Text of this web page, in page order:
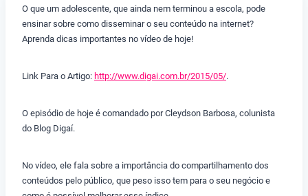
O que um adolescente, que ainda nem terminou a escola, pode
ensinar sobre como disseminar o seu conteúdo na internet?
Aprenda dicas importantes no vídeo de hoje!
Link Para o Artigo: http://www.digai.com.br/2015/05/.
O episódio de hoje é comandado por Cleydson Barbosa, colunista
do Blog Digaí.
No vídeo, ele fala sobre a importância do compartilhamento dos
conteúdos pelo público, que peso isso tem para o seu negócio e